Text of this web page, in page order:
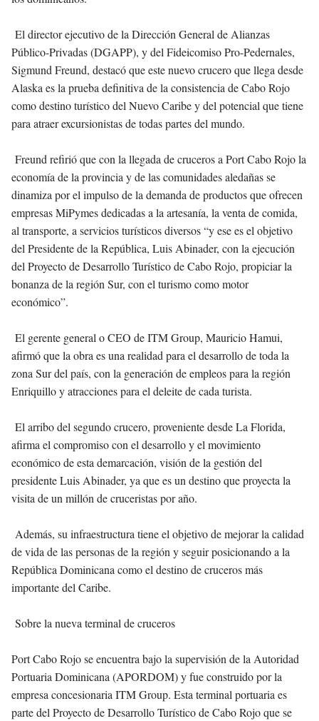
El director ejecutivo de la Dirección General de Alianzas
Público-Privadas (DGAPP), y del Fideicomiso Pro-Pedernales,
Sigmund Freund, destacó que este nuevo crucero que llega desde
Alaska es la prueba definitiva de la consistencia de Cabo Rojo
como destino turístico del Nuevo Caribe y del potencial que tiene
para atraer excursionistas de todas partes del mundo.
Freund refirió que con la llegada de cruceros a Port Cabo Rojo la
economía de la provincia y de las comunidades aledañas se
dinamiza por el impulso de la demanda de productos que ofrecen
empresas MiPymes dedicadas a la artesanía, la venta de comida,
al transporte, a servicios turísticos diversos “y ese es el objetivo
del Presidente de la República, Luis Abinader, con la ejecución
del Proyecto de Desarrollo Turístico de Cabo Rojo, propiciar la
bonanza de la región Sur, con el turismo como motor
económico”.
El gerente general o CEO de ITM Group, Mauricio Hamui,
afirmó que la obra es una realidad para el desarrollo de toda la
zona Sur del país, con la generación de empleos para la región
Enriquillo y atracciones para el deleite de cada turista.
El arribo del segundo crucero, proveniente desde La Florida,
afirma el compromiso con el desarrollo y el movimiento
económico de esta demarcación, visión de la gestión del
presidente Luis Abinader, ya que es un destino que proyecta la
visita de un millón de cruceristas por año.
Además, su infraestructura tiene el objetivo de mejorar la calidad
de vida de las personas de la región y seguir posicionando a la
República Dominicana como el destino de cruceros más
importante del Caribe.
Sobre la nueva terminal de cruceros
Port Cabo Rojo se encuentra bajo la supervisión de la Autoridad
Portuaria Dominicana (APORDOM) y fue construido por la
empresa concesionaria ITM Group. Esta terminal portuaria es
parte del Proyecto de Desarrollo Turístico de Cabo Rojo que se